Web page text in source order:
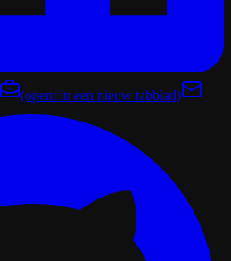
(opent in een nieuw tabblad)